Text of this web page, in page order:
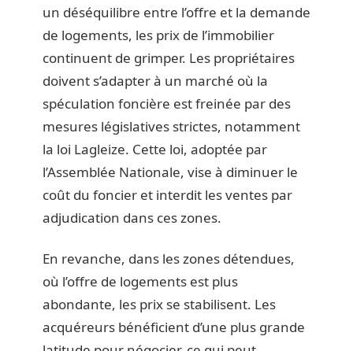
un déséquilibre entre l’offre et la demande
de logements, les prix de l’immobilier
continuent de grimper. Les propriétaires
doivent s’adapter à un marché où la
spéculation foncière est freinée par des
mesures législatives strictes, notamment
la loi Lagleize. Cette loi, adoptée par
l’Assemblée Nationale, vise à diminuer le
coût du foncier et interdit les ventes par
adjudication dans ces zones.
En revanche, dans les zones détendues,
où l’offre de logements est plus
abondante, les prix se stabilisent. Les
acquéreurs bénéficient d’une plus grande